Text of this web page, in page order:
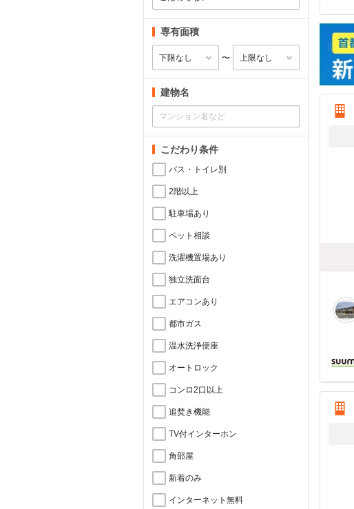
専有面積
〜
建物名
こだわり条件
バス・トイレ別
2階以上
駐車場あり
ペット相談
洗濯機置場あり
独立洗面台
エアコンあり
都市ガス
温水洗浄便座
オートロック
コンロ2口以上
追焚き機能
TV付インターホン
角部屋
新着のみ
インターネット無料